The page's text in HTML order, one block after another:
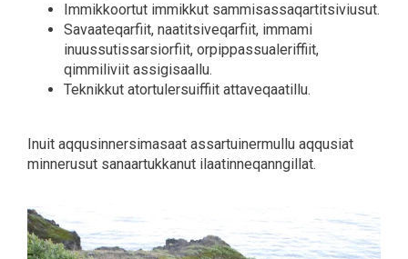
Immikkoortut immikkut sammisassaqartitsiviusut.
Savaateqarfiit, naatitsiveqarfiit, immami
inuussutissarsiorfiit, orpippassualeriffiit,
qimmiliviit assigisaallu.
Teknikkut atortulersuiffiit attaveqaatillu.
Inuit aqqusinnersimasaat assartuinermullu aqqusiat
minnerusut sanaartukkanut ilaatinneqanngillat.